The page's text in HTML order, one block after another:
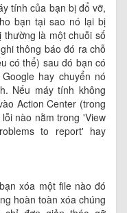
tính của bạn bị đổ vỡ,
bạn tại sao nó lại bị
là một chuỗi số
thông báo đó ra chỗ
có thể) sau đó bạn có
hay chuyển nó
Nếu máy tính không
Action Center (trong
nào nằm trong 'View
to report' hay
xóa một file nào đó
hoàn toàn xóa chúng